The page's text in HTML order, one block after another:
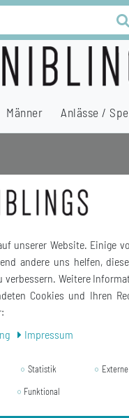
Männer Anlässe /
E-MAIL **
Newsletter
Honig
** Hierbei handelt
unserer Website. Einige
andere uns helfen,
verbessern. Weitere
Cookies und Ihren
Impressum
Statistik
Funktional